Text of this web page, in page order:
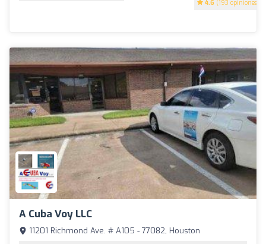
4.6 (193 opiniones)
A Cuba Voy LLC
11201 Richmond Ave. # A105 - 77082, Houston